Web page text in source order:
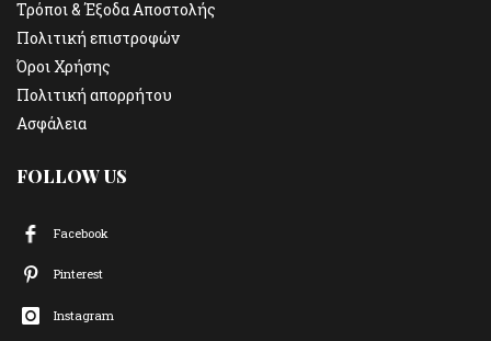
Τρόποι & Έξοδα Αποστολής
Πολιτική επιστροφών
Όροι Χρήσης
Πολιτική απορρήτου
Ασφάλεια
FOLLOW US
Facebook
Pinterest
Instagram